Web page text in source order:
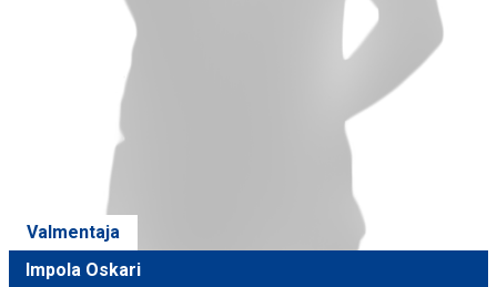
Valmentaja
Impola Oskari